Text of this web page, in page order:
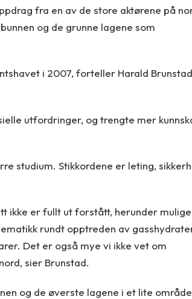
fra en av de store aktørene på
og de grunne lagene som
i 2007, forteller Harald
utfordringer, og trengte mer
studium. Stikkordene er leting,
ikke er fullt ut forstått, herunder mulige
rundt opptreden av
Det er også mye vi ikke vet om
sier Brunstad.
og de øverste lagene i et lite